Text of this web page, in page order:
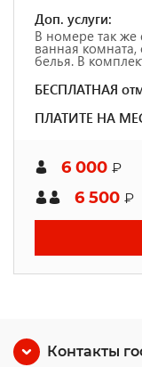
Доп. услуги:
В номере так же
ванная комната,
белья. В
БЕСПЛАТНАЯ
ПЛАТИТЕ НА
6 000 ₽
6 500 ₽
Контакты